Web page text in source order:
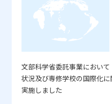
文部科学省委託事業におい
状況及び専修学校の国際化
実施しました